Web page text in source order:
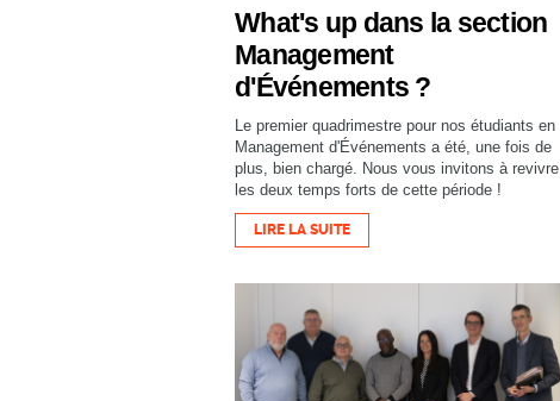
What's up dans la section
Management
d'Événements ?
Le premier quadrimestre pour nos étudiants en
Management d'Événements a été, une fois de
plus, bien chargé. Nous vous invitons à revivre
les deux temps forts de cette période !
LIRE LA SUITE